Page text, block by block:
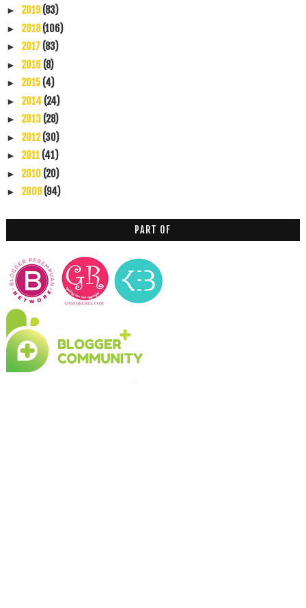
► 2019(83)
► 2018(106)
► 2017 (83)
► 2016 (8)
► 2015 (4)
► 2014 (24)
► 2013 (28)
► 2012(30)
► 2011 (41)
► 2010 (20)
► 2009(94)
PART OF